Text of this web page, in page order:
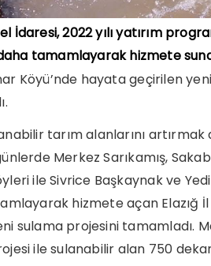
İdaresi, 2022 yılı yatırım
tamamlayarak hizmete
Köyü’nde hayata geçirilen
tarım alanlarını
Merkez Sarıkamış,
ile Sivrice Başkaynak ve
hizmete açan Elazığ İl
sulama projesini tamamladı.
ile sulanabilir alan 750